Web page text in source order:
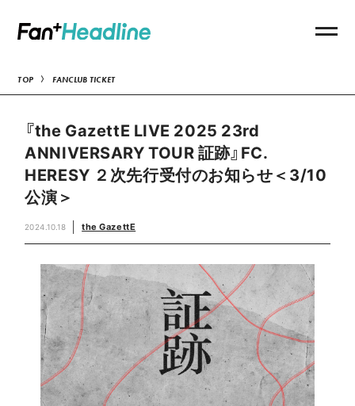
TOP FANCLUB TICKET
『the GazettE LIVE 2025 23rd
ANNIVERSARY TOUR 証跡』FC.
HERESY ２次先行受付のお知らせ＜3/10
公演＞
2024.10.18 the GazettE